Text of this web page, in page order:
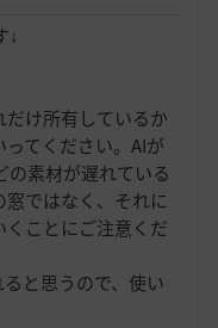
↓
け所有しているか
てください。AIが
の素材が遅れている
ではなく、それに
くことにご注意くだ
と思うので、使い